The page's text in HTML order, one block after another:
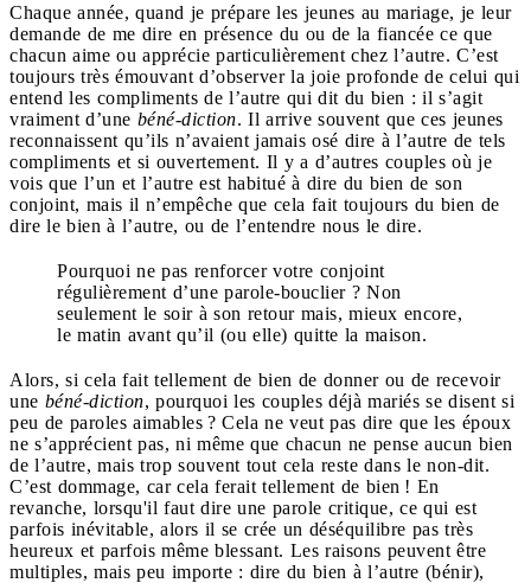
Chaque année, quand je prépare les jeunes au mariage, je leur
demande de me dire en présence du ou de la fiancée ce que
chacun aime ou apprécie particulièrement chez l’autre. C’est
toujours très émouvant d’observer la joie profonde de celui qui
entend les compliments de l’autre qui dit du bien : il s’agit
vraiment d’une béné-diction. Il arrive souvent que ces jeunes
reconnaissent qu’ils n’avaient jamais osé dire à l’autre de tels
compliments et si ouvertement. Il y a d’autres couples où je
vois que l’un et l’autre est habitué à dire du bien de son
conjoint, mais il n’empêche que cela fait toujours du bien de
dire le bien à l’autre, ou de l’entendre nous le dire.
Pourquoi ne pas renforcer votre conjoint
régulièrement d’une parole-bouclier ? Non
seulement le soir à son retour mais, mieux encore,
le matin avant qu’il (ou elle) quitte la maison.
Alors, si cela fait tellement de bien de donner ou de recevoir
une béné-diction, pourquoi les couples déjà mariés se disent si
peu de paroles aimables ? Cela ne veut pas dire que les époux
ne s’apprécient pas, ni même que chacun ne pense aucun bien
de l’autre, mais trop souvent tout cela reste dans le non-dit.
C’est dommage, car cela ferait tellement de bien ! En
revanche, lorsqu'il faut dire une parole critique, ce qui est
parfois inévitable, alors il se crée un déséquilibre pas très
heureux et parfois même blessant. Les raisons peuvent être
multiples, mais peu importe : dire du bien à l’autre (bénir),